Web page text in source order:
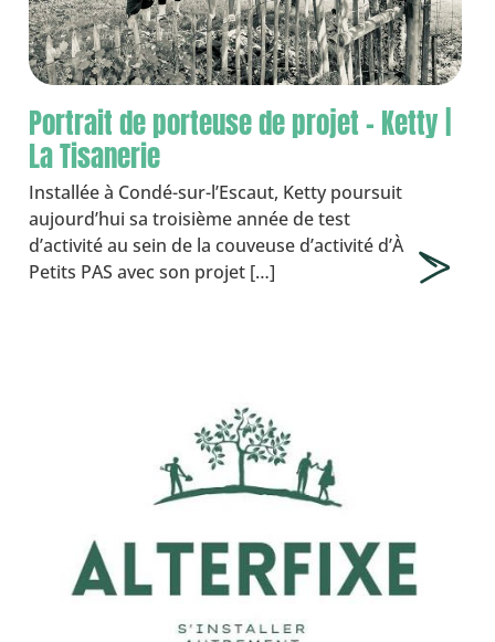
Portrait de porteuse de projet – Ketty |
La Tisanerie
Installée à Condé-sur-l’Escaut, Ketty poursuit
aujourd’hui sa troisième année de test
d’activité au sein de la couveuse d’activité d’À
Petits PAS avec son projet […]